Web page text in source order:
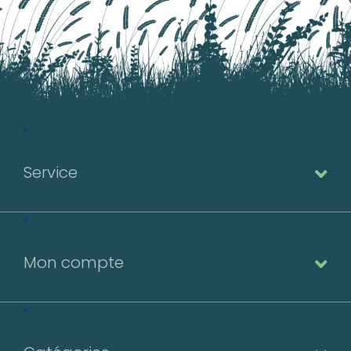
Service
Mon compte